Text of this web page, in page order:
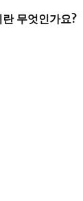
무엇인가요?